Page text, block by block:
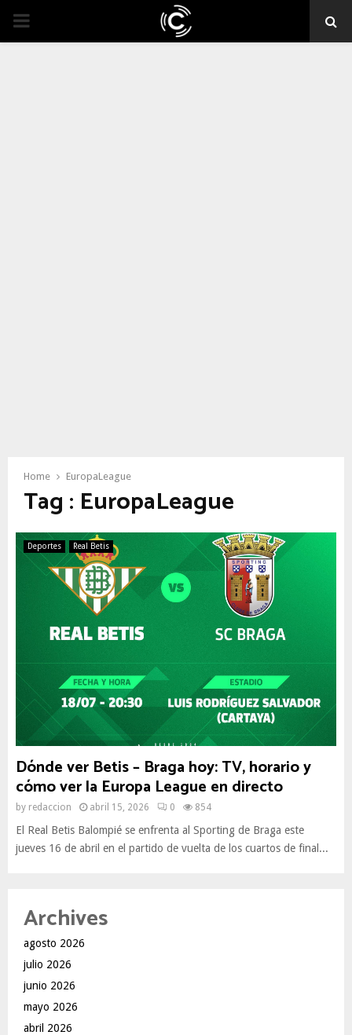
PRIMARY
Home EuropaLeague
Tag : EuropaLeague
Deportes Real Betis
Dónde ver Betis – Braga hoy: TV, horario y
cómo ver la Europa League en directo
by redaccion abril 15, 2026 0 854
El Real Betis Balompié se enfrenta al Sporting de Braga este
jueves 16 de abril en el partido de vuelta de los cuartos de final...
Archives
agosto 2026
julio 2026
junio 2026
mayo 2026
abril 2026